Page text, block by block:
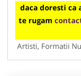
daca doresti ca
te rugam
Artisti, Formatii